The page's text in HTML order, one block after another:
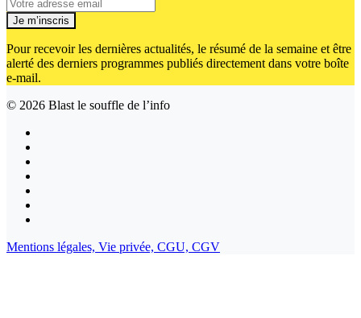
Je m’inscris
Pour recevoir les dernières actualités, le résumé de la semaine et être
alerté des derniers programmes publiés directement dans votre boîte
e-mail.
© 2026 Blast le souffle de l’info
Mentions légales, Vie privée, CGU, CGV